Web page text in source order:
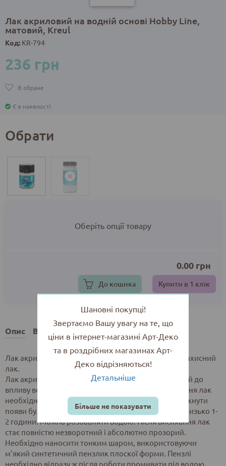
Лак акриловий на водній основі Hobby Line,
матовий, Kreul
Код: KR-794
236 грн
В обране
Є в наявності
Обрати
Оберіть опції товару
0.00 грн
До кошика Купити в 1 клік
Опис Відгуки
Лак акриловий матовий Hobby Line - це фінішний захисний
лак.
Лак акриловий використовують на висохлій і стійкій до
впливу води поверхні. Перед початком використання лак
необхідно перемішати, але не збовтувати, щоб уникнути
появи бульбашок повітря. Час висихання займає близько 1-
2 години. Можна розбавляти водою. Після висихання лак
стає повністю незворотний і абсолютно прозорий.
Необхідно наносити тонким шаром, використовуючи
м'який синтетичний пензлик плоскої форми. Пензлі
необхідно відразу ж після роботи промивати під водою.
Шановні покупці!
Звертаємо Вашу увагу на те, що
ціни в інтернет-магазині Арт-Деко
та в роздрібних магазинах Арт-
Деко відрізняються!
Детальніше
Більше не показувати